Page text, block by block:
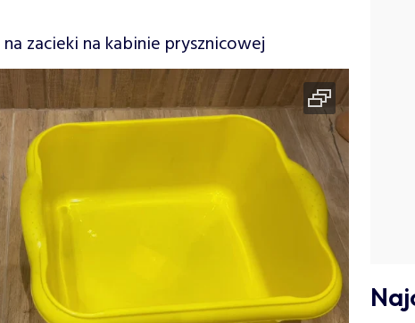
zacieki na kabinie prysznicowej